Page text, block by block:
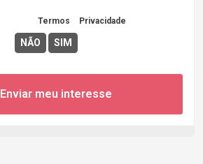
Termos Privacidade
Enviar meu interesse